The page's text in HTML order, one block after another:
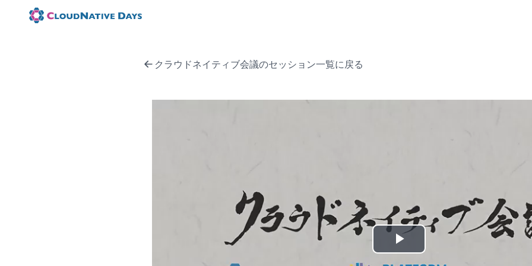
クラウドネイティブ会議のセッション一覧に戻る
P